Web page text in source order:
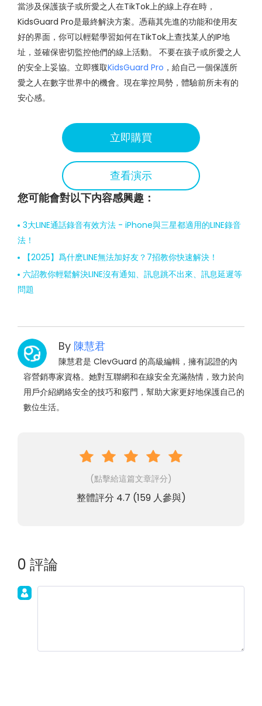
當涉及保護孩子或所愛之人在TikTok上的線上存在時，
KidsGuard Pro是最終解決方案。憑藉其先進的功能和使用友
好的界面，你可以輕鬆學習如何在TikTok上查找某人的IP地
址，並確保密切監控他們的線上活動。 不要在孩子或所愛之人
的安全上妥協。立即獲取KidsGuard Pro ，給自己一個保護所
愛之人在數字世界中的機會。現在掌控局勢，體驗前所未有的
安心感。
立即購買
查看演示
您可能會對以下内容感興趣：
3大LINE通話錄音有效方法 - iPhone與三星都適用的LINE錄音
法！
【2025】爲什麽LINE無法加好友？7招教你快速解決！
六詔教你輕鬆解決LINE沒有通知、訊息跳不出來、訊息延遲等
問題
By 陳慧君
陳慧君是 ClevGuard 的高級編輯，擁有認證的內
容營銷專家資格。她對互聯網和在線安全充滿熱情，致力於向
用戶介紹網絡安全的技巧和竅門，幫助大家更好地保護自己的
數位生活。
(點擊給這篇文章評分)
整體評分 4.7 (159人參與)
0 評論